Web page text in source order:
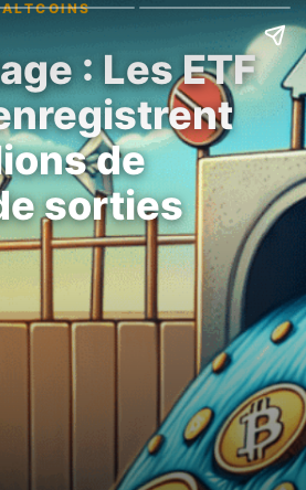
: Les ETF
de
sorties